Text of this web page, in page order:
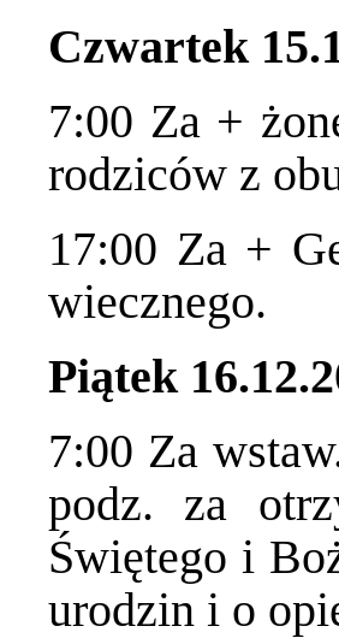
Czwartek
7:00 Za +
rodziców z
17:00 Za +
wiecznego.
Piątek
7:00 Za
podz. za
Świętego i
urodzin i o